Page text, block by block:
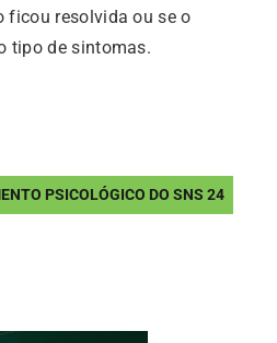
ficou resolvida ou se o
tipo de sintomas.
PSICOLÓGICO DO SNS 24